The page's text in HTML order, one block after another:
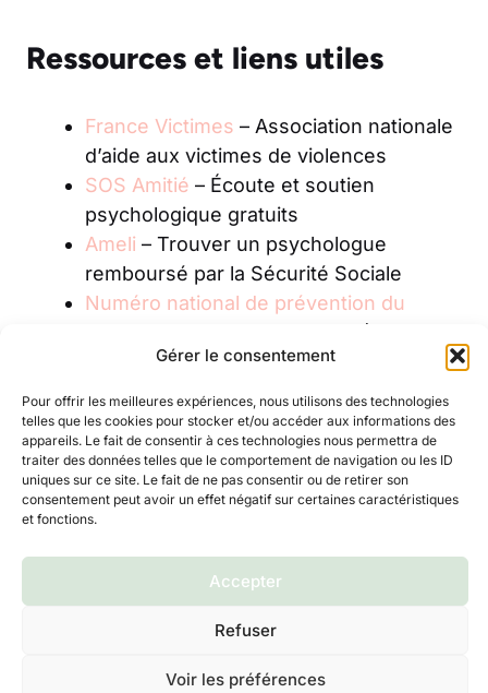
Gérer le consentement
Pour offrir les meilleures expériences, nous utilisons des technologies
telles que les cookies pour stocker et/ou accéder aux informations des
appareils. Le fait de consentir à ces technologies nous permettra de
traiter des données telles que le comportement de navigation ou les ID
uniques sur ce site. Le fait de ne pas consentir ou de retirer son
consentement peut avoir un effet négatif sur certaines caractéristiques
et fonctions.
Accepter
Refuser
Voir les préférences
Ressources et liens utiles
France Victimes – Association nationale
d’aide aux victimes de violences
SOS Amitié – Écoute et soutien
psychologique gratuits
Ameli – Trouver un psychologue
remboursé par la Sécurité Sociale
Numéro national de prévention du
Service Public – Informations sur les
droits familiaux et la médiation
Publications Similaires :
Ma fille est seule à la récré :
comprendre et agir pour l’aider à créer
Ma fille adulte est devenue toxique :
comment reconnaître les signes et me
protéger de cette relation destructrice